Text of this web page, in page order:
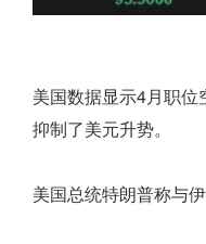
美国数据显示4月职
抑制了美元升势。
美国总统特朗普称与